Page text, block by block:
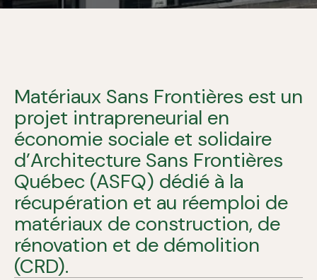
Matériaux Sans Frontières est un
projet intrapreneurial en
économie sociale et solidaire
d’Architecture Sans Frontières
Québec (ASFQ) dédié à la
récupération et au réemploi de
matériaux de construction, de
rénovation et de démolition
(CRD).